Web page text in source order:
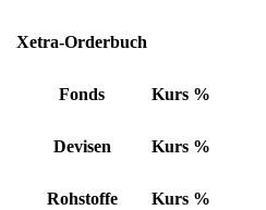
Xetra-Orderbuch
Fonds Kurs %
Devisen Kurs %
Rohstoffe Kurs %